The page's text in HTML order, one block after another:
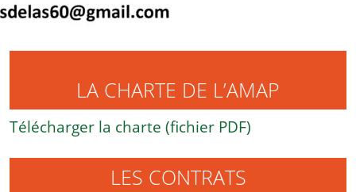
LA CHARTE DE L’AMAP
Télécharger la charte (fichier PDF)
LES CONTRATS